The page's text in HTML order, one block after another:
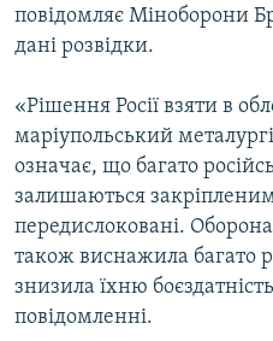
повідомляє Міноборони
дані розвідки.
«Рішення Росії взяти в
маріупольський
означає, що багато
залишаються
передислоковані.
також виснажила багато
знизила їхню
повідомленні.